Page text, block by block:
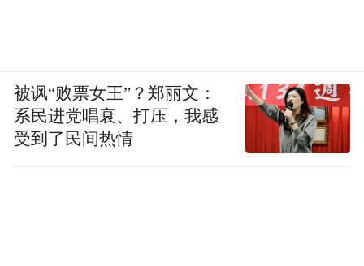
被讽“败票女王”？郑丽文：
系民进党唱衰、打压，我感
受到了民间热情